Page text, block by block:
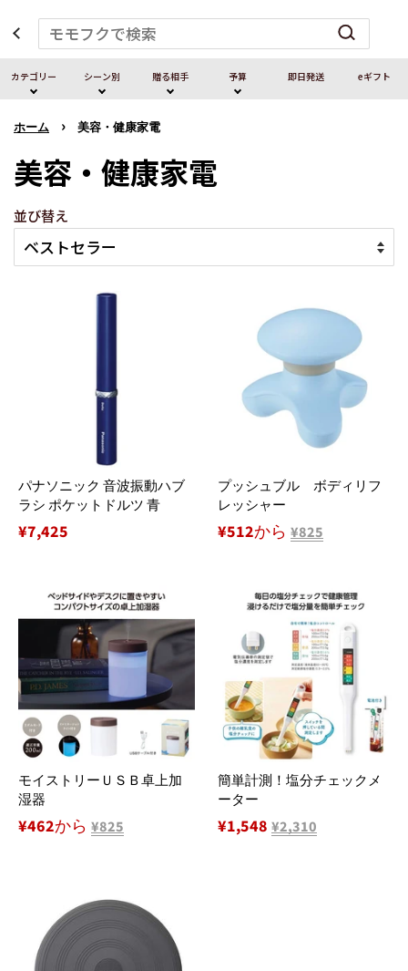
カテゴリー シーン別 贈る相⼿ 予算 即⽇発送 eギフト
ホーム › 美容・健康家電
美容・健康家電
並び替え
パナソニック 音波振動ハブ
ラシ ポケットドルツ 青
通
¥7,425
プッシュブル ボディリフ
レッシャー
¥512から ¥825
モイストリーＵＳＢ卓上加
湿器
¥462から ¥825
簡単計測！塩分チェックメ
ーター
販
¥1,548 ¥2,310